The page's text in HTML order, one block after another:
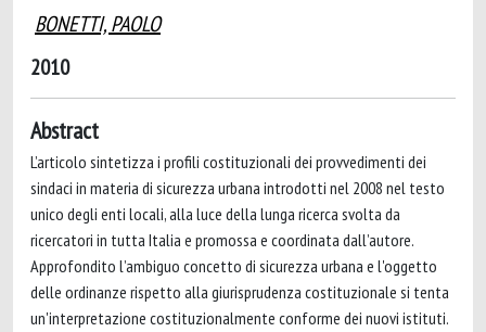
BONETTI, PAOLO
2010
Abstract
L’articolo sintetizza i profili costituzionali dei provvedimenti dei
sindaci in materia di sicurezza urbana introdotti nel 2008 nel testo
unico degli enti locali, alla luce della lunga ricerca svolta da
ricercatori in tutta Italia e promossa e coordinata dall’autore.
Approfondito l’ambiguo concetto di sicurezza urbana e l'oggetto
delle ordinanze rispetto alla giurisprudenza costituzionale si tenta
un'interpretazione costituzionalmente conforme dei nuovi istituti.